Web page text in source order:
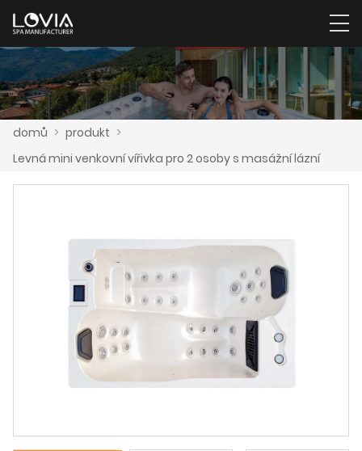
domů > produkt >
Levná mini venkovní vířivka pro 2 osoby s masážní lázní